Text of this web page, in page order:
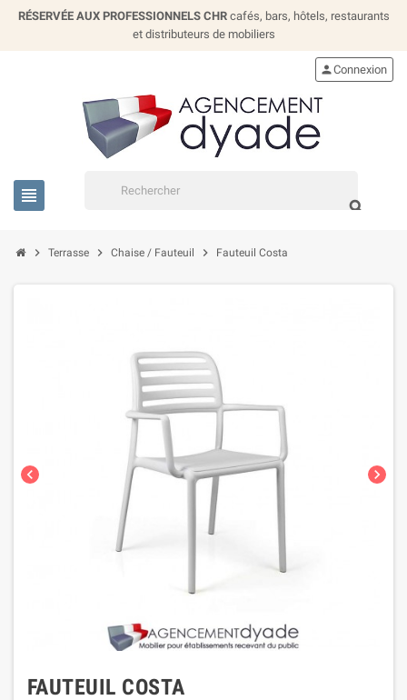
RÉSERVÉE AUX PROFESSIONNELS CHRcafés, bars, hôtels, restaurants
et distributeurs de mobiliers
view_headline
search
personConnexion
chevron_right Terrasse chevron_right Chaise / Fauteuil chevron_right Fauteuil Costa
chevron_left chevron_right
FAUTEUIL COSTA